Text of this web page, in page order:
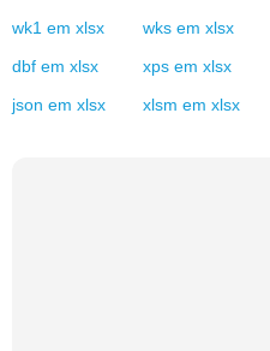
wk1 em xlsx wks em xlsx
dbf em xlsx xps em xlsx
json em xlsx xlsm em xlsx